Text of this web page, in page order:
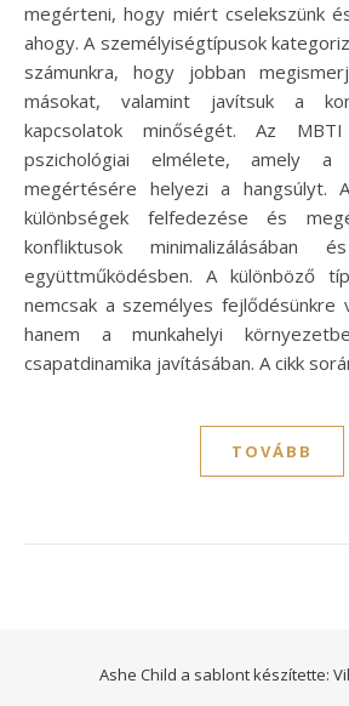
megérteni, hogy miért cselekszünk
ahogy. A személyiségtípusok
számunkra, hogy jobban
másokat, valamint javítsuk a
kapcsolatok minőségét. Az
pszichológiai elmélete, amely a
megértésére helyezi a hangsúlyt.
különbségek felfedezése és
konfliktusok minimalizálásában
együttműködésben. A különböző
nemcsak a személyes fejlődésünkre
hanem a munkahelyi
csapatdinamika javításában. A cikk
TOVÁBB
Ashe Child a sablont készítette: